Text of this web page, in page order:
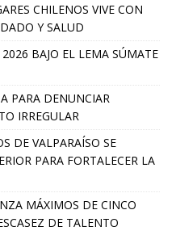
CHILENOS VIVE CON
Y SALUD
BAJO EL LEMA SÚMATE
PARA DENUNCIAR
IRREGULAR
DE VALPARAÍSO SE
PARA FORTALECER LA
MÁXIMOS DE CINCO
DE TALENTO